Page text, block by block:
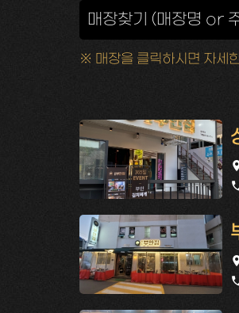
※ 매장을 클릭하시면 자세